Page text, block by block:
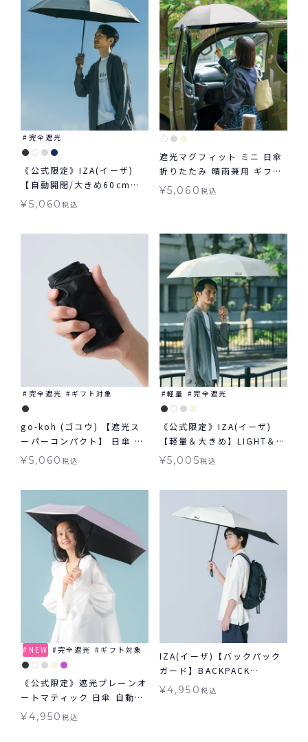
完全遮光
《公式限定》IZA(イーザ)
【自動開閉/大きめ60cm】
AUTOMATIC & SAFE 60cm
¥5,060税込
遮光マグフィット ミニ 日傘
折りたたみ 晴雨兼用 ギフト
対象 送料無料 Wpc.
¥5,060 税込
完全遮光 ギフト対象
go-koh (ゴコウ) 【遮光ス
ーパーコンパクト】 日傘 折
りたたみ 晴雨兼用 ギフト対
¥5,060税込
軽量 完全遮光
《公式限定》IZA(イーザ)
【軽量＆大きめ】LIGHT＆
LARGE ライト&ラージ 日傘
¥5,005税込
NEW 完全遮光 ギフト対象
《公式限定》遮光プレーンオ
ートマティック 日傘 自動開
閉 傘 折りたたみ ギフト対象
¥4,950税込
IZA(イーザ)【バックパック
ガード】BACKPACK
GUARD 日傘 折りたたみ ギ
¥4,950 税込